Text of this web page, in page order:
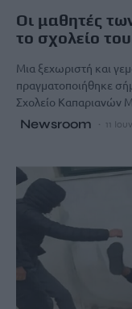
Οι μαθητές
το σχολείο
Μια ξεχωριστή και
πραγματοποιήθηκε
Σχολείο Καπαριανών
Newsroom 11